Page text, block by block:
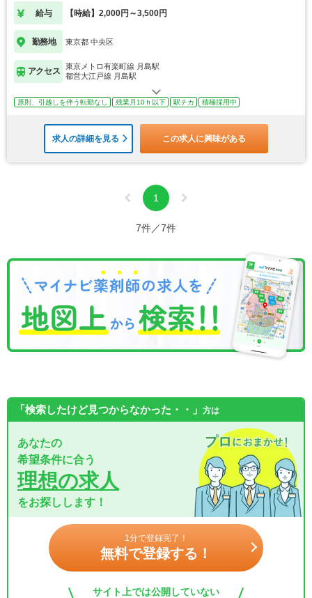
給与 【時給】2,000円～3,500円
勤務地 東京都 中央区
アクセス
東京メトロ有楽町線 月島駅
都営大江戸線 月島駅
原則、引越しを伴う転勤なし 残業月10ｈ以下 駅チカ 積極採用中
求人の詳細を見る この求人に興味がある
1
7件／7件
「検索したけど見つからなかった・・」 方は
あなたの
希望条件に合う
理想の求人
をお探しします！
1分で登録完了！
無料で登録する！
サイト上では公開していない